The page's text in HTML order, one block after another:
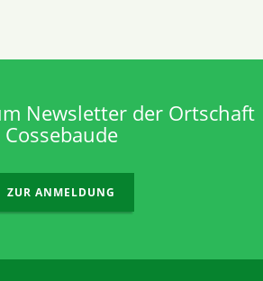
Newsletter der Ortschaft
Cossebaude
ZUR ANMELDUNG